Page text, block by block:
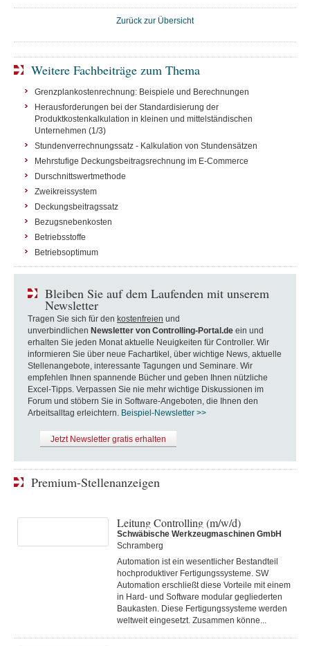
Zurück zur Übersicht
Weitere Fachbeiträge zum Thema
Grenzplankostenrechnung: Beispiele und Berechnungen
Herausforderungen bei der Standardisierung der
Produktkostenkalkulation in kleinen und mittelständischen
Unternehmen (1/3)
Stundenverrechnungssatz - Kalkulation von Stundensätzen
Mehrstufige Deckungsbeitragsrechnung im E-Commerce
Durschnittswertmethode
Zweikreissystem
Deckungsbeitragssatz
Bezugsnebenkosten
Betriebsstoffe
Betriebsoptimum
Bleiben Sie auf dem Laufenden mit unserem
Newsletter
Tragen Sie sich für den kostenfreien und
unverbindlichen Newsletter von Controlling-Portal.de ein und
erhalten Sie jeden Monat aktuelle Neuigkeiten für Controller. Wir
informieren Sie über neue Fachartikel, über wichtige News, aktuelle
Stellenangebote, interessante Tagungen und Seminare. Wir
empfehlen Ihnen spannende Bücher und geben Ihnen nützliche
Excel-Tipps. Verpassen Sie nie mehr wichtige Diskussionen im
Forum und stöbern Sie in Software-Angeboten, die Ihnen den
Arbeitsalltag erleichtern. Beispiel-Newsletter >>
Jetzt Newsletter gratis erhalten
Premium-Stellenanzeigen
Leitung Controlling (m/w/d)
Schwäbische Werkzeugmaschinen GmbH
Schramberg
Automation ist ein wesentlicher Bestandteil
hochproduktiver Fertigungssysteme. SW
Automation erschließt diese Vorteile mit einem
in Hard- und Software modular gegliederten
Baukasten. Diese Fertigungs­systeme werden
weltweit eingesetzt. Zusammen könne...